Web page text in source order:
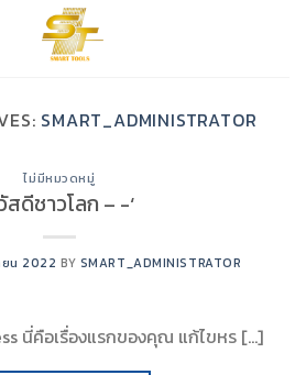
SMART_ADMINISTRATOR
ไม่มีหมวดหมู่
สดีชาวโลก – -‘
น 2022 BY SMART_ADMINISTRATOR
นี่คือเรื่องแรกของคุณ แก้ไขหร […]